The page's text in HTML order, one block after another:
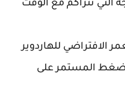
التي تتراكم مع الوقت
الافتراضي للهاردوير
المستمر على